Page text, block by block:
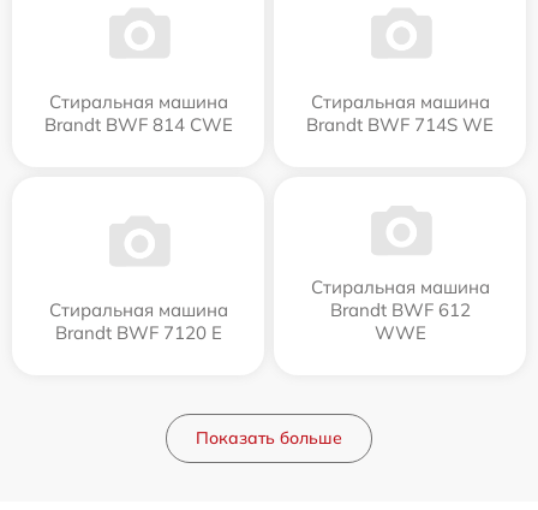
Стиральная машина
Brandt BWF 814 CWE
Стиральная машина
Brandt BWF 714S WE
Стиральная машина
Brandt BWF 7120 E
Стиральная машина
Brandt BWF 612
WWE
Показать больше